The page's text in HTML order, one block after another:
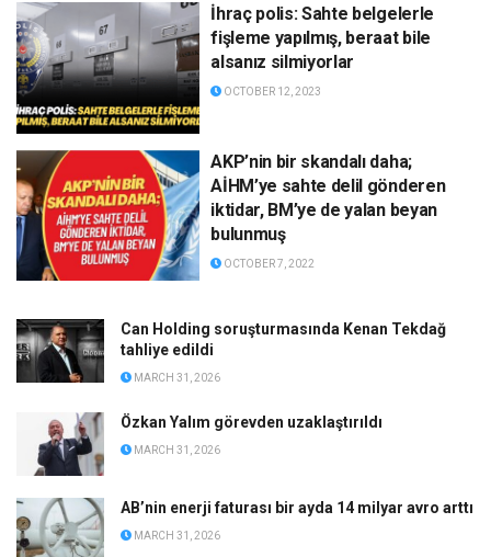
İhraç polis: Sahte belgelerle
fişleme yapılmış, beraat bile
alsanız silmiyorlar
OCTOBER 12, 2023
AKP’nin bir skandalı daha;
AİHM’ye sahte delil gönderen
iktidar, BM’ye de yalan beyan
bulunmuş
OCTOBER 7, 2022
Can Holding soruşturmasında Kenan Tekdağ
tahliye edildi
MARCH 31, 2026
Özkan Yalım görevden uzaklaştırıldı
MARCH 31, 2026
AB’nin enerji faturası bir ayda 14 milyar avro arttı
MARCH 31, 2026